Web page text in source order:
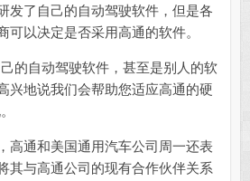
了自己的自动驾驶软件，但是各
可以决定是否采用高通的软件。
自动驾驶软件，甚至是别人的软
兴地说我们会帮助您适应高通的硬
通和美国通用汽车公司周一还表
其与高通公司的现有合作伙伴关系